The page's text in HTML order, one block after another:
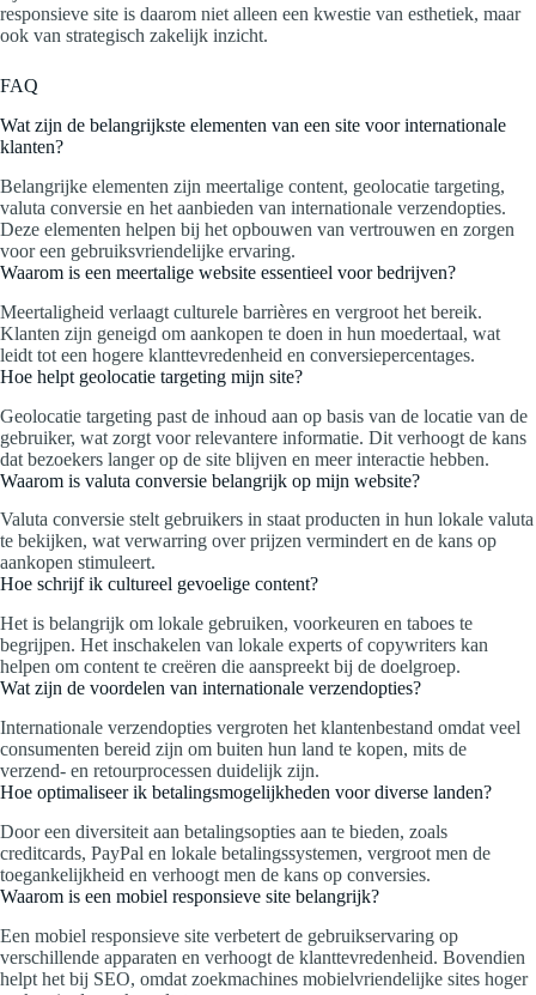
responsieve site is daarom niet alleen een kwestie van esthetiek, maar
ook van strategisch zakelijk inzicht.
FAQ
Wat zijn de belangrijkste elementen van een site voor internationale
klanten?
Belangrijke elementen zijn meertalige content, geolocatie targeting,
valuta conversie en het aanbieden van internationale verzendopties.
Deze elementen helpen bij het opbouwen van vertrouwen en zorgen
voor een gebruiksvriendelijke ervaring.
Waarom is een meertalige website essentieel voor bedrijven?
Meertaligheid verlaagt culturele barrières en vergroot het bereik.
Klanten zijn geneigd om aankopen te doen in hun moedertaal, wat
leidt tot een hogere klanttevredenheid en conversiepercentages.
Hoe helpt geolocatie targeting mijn site?
Geolocatie targeting past de inhoud aan op basis van de locatie van de
gebruiker, wat zorgt voor relevantere informatie. Dit verhoogt de kans
dat bezoekers langer op de site blijven en meer interactie hebben.
Waarom is valuta conversie belangrijk op mijn website?
Valuta conversie stelt gebruikers in staat producten in hun lokale valuta
te bekijken, wat verwarring over prijzen vermindert en de kans op
aankopen stimuleert.
Hoe schrijf ik cultureel gevoelige content?
Het is belangrijk om lokale gebruiken, voorkeuren en taboes te
begrijpen. Het inschakelen van lokale experts of copywriters kan
helpen om content te creëren die aanspreekt bij de doelgroep.
Wat zijn de voordelen van internationale verzendopties?
Internationale verzendopties vergroten het klantenbestand omdat veel
consumenten bereid zijn om buiten hun land te kopen, mits de
verzend- en retourprocessen duidelijk zijn.
Hoe optimaliseer ik betalingsmogelijkheden voor diverse landen?
Door een diversiteit aan betalingsopties aan te bieden, zoals
creditcards, PayPal en lokale betalingssystemen, vergroot men de
toegankelijkheid en verhoogt men de kans op conversies.
Waarom is een mobiel responsieve site belangrijk?
Een mobiel responsieve site verbetert de gebruikservaring op
verschillende apparaten en verhoogt de klanttevredenheid. Bovendien
helpt het bij SEO, omdat zoekmachines mobielvriendelijke sites hoger